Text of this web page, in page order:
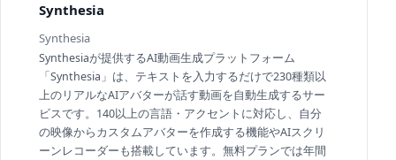
Synthesia
Synthesia
Synthesiaが提供するAI動画生成プラットフォーム
「Synthesia」は、テキストを入力するだけで230種類以
上のリアルなAIアバターが話す動画を自動生成するサー
ビスです。140以上の言語・アクセントに対応し、自分
の映像からカスタムアバターを作成する機能やAIスクリ
ーンレコーダーも搭載しています。無料プランでは年間